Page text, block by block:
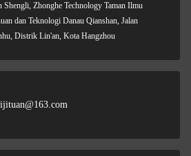
Shengli, Zhonghe Technology Taman Ilmu
dan Teknologi Danau Qianshan, Jalan
Distrik Lin'an, Kota Hangzhou